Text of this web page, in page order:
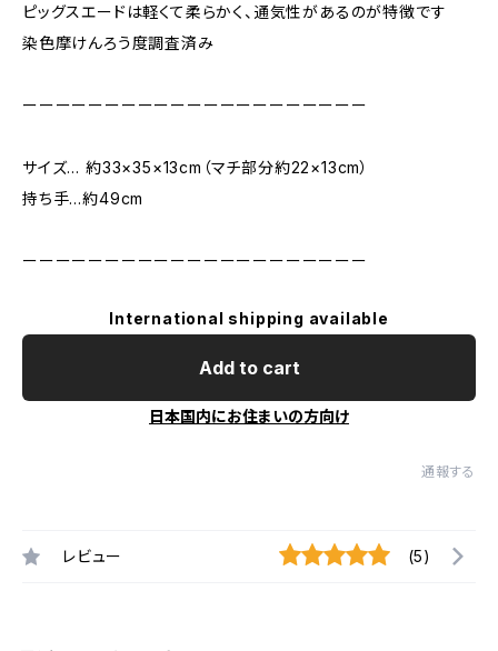
ピッグスエードは軽くて柔らかく、通気性があるのが特徴です
染色摩けんろう度調査済み
ーーーーーーーーーーーーーーーーーーーーー
サイズ… 約33×35×13cm（マチ部分約22×13cm）
持ち手…約49cm
ーーーーーーーーーーーーーーーーーーーーー
International shipping available
Add to cart
日本国内にお住まいの方向け
通報する
レビュー (5)